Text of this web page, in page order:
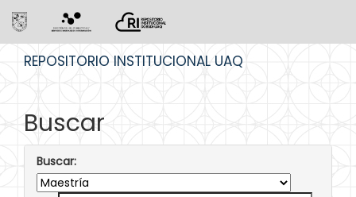
REPOSITORIO INSTITUCIONAL UAQ
Buscar
Buscar: